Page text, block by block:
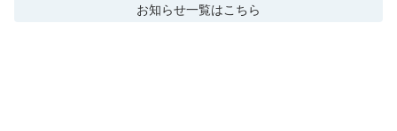
お知らせ一覧はこちら